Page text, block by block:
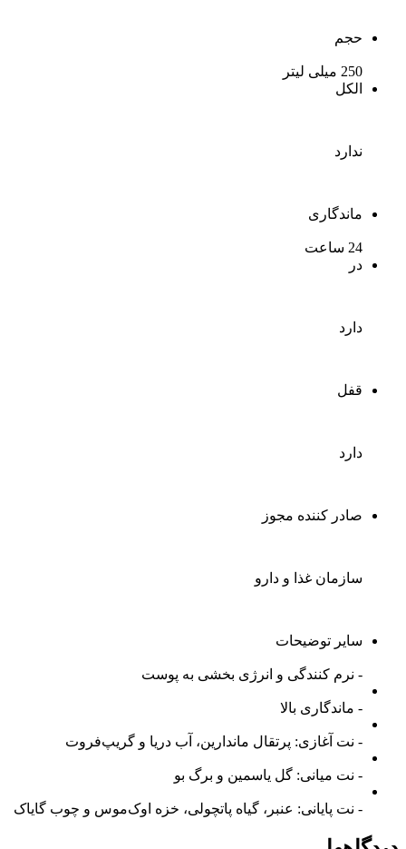
حجم
250 میلی لیتر
الکل
ندارد
ماندگاری
24 ساعت
در
دارد
قفل
دارد
صادر کننده مجوز
سازمان غذا و دارو
سایر توضیحات
- نرم کنندگی و انرژی بخشی به پوست
- ماندگاری بالا
- نت آغازی: پرتقال ماندارین، آب دریا و گریپ‌فروت
- نت میانی: گل یاسمین و برگ بو
- نت پایانی: عنبر، گیاه پاتچولی، خزه اوک‌موس و چوب گایاک